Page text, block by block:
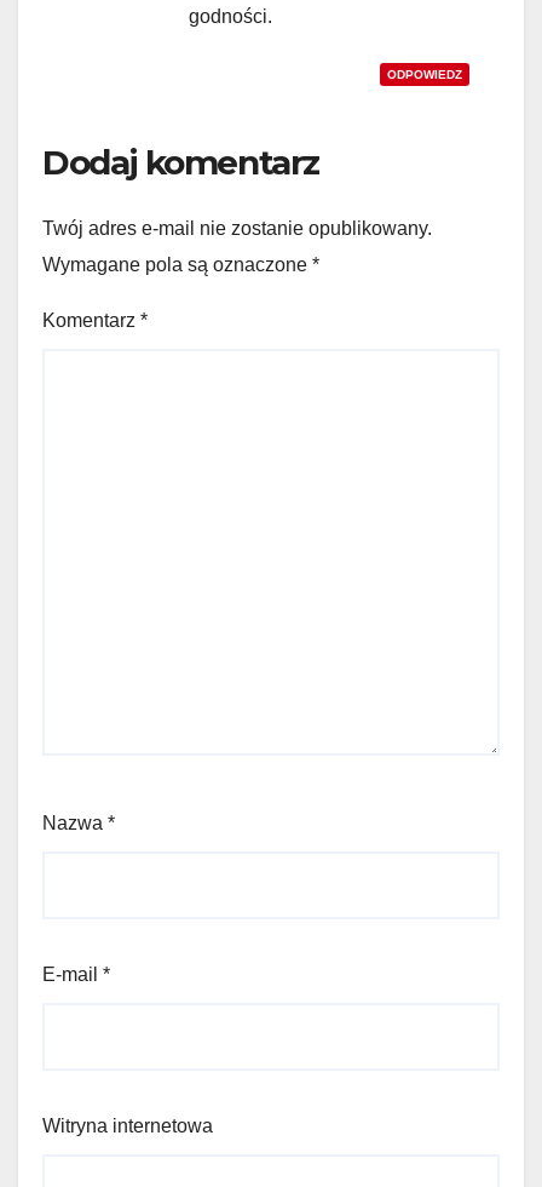
godności.
ODPOWIEDZ
Dodaj komentarz
Twój adres e-mail nie zostanie opublikowany.
Wymagane pola są oznaczone *
Komentarz *
Nazwa *
E-mail *
Witryna internetowa